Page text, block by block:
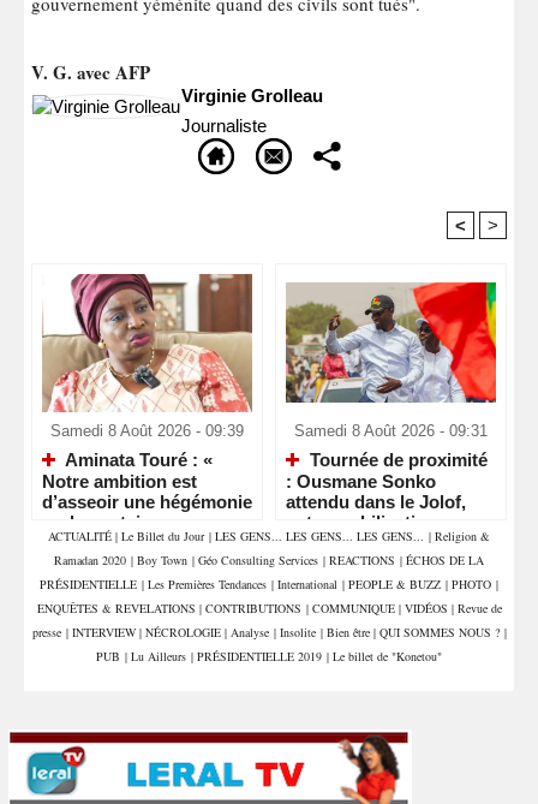
V. G. avec AFP
Virginie Grolleau
Journaliste
< >
Samedi 8 Août 2026 - 09:39
Aminata Touré : «
Notre ambition est
d’asseoir une hégémonie
parlementaire »
Samedi 8 Août 2026 - 09:31
Tournée de proximité
: Ousmane Sonko
attendu dans le Jolof,
entre mobilisation
militante et retrouvailles
politiques
ACTUALITÉ | Le Billet du Jour | LES GENS... LES GENS... LES GENS... | Religion &
Ramadan 2020 | Boy Town | Géo Consulting Services | REACTIONS | ÉCHOS DE LA
PRÉSIDENTIELLE | Les Premières Tendances | International | PEOPLE & BUZZ | PHOTO |
ENQUÊTES & REVELATIONS | CONTRIBUTIONS | COMMUNIQUE | VIDÉOS | Revue de
presse | INTERVIEW | NÉCROLOGIE | Analyse | Insolite | Bien être | QUI SOMMES NOUS ? |
PUB | Lu Ailleurs | PRÉSIDENTIELLE 2019 | Le billet de "Konetou"